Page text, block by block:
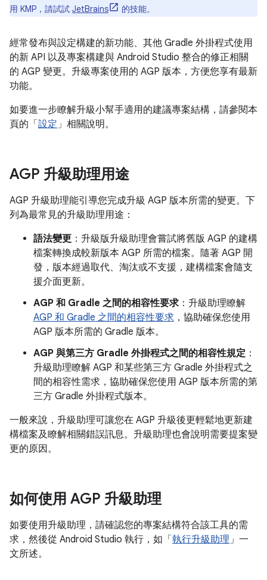
用 KMP，請試試 JetBrains 的技能。
經常發布與設定構建的新功能、其他 Gradle 外掛程式使用
的新 API 以及專案構建與 Android Studio 整合的修正相關
的 AGP 變更。升級專案使用的 AGP 版本，方便您享有最新
功能。
如要進一步瞭解升級小幫手適用的建議專案結構，請參閱本
頁的「 設定」相關說明。
AGP 升級助理用途
AGP 升級助理能引導您完成升級 AGP 版本所需的變更。下
列為最常見的升級助理用途：
語法變更 ：升級版升級助理會嘗試將舊版 AGP 的建構
檔案轉換成較新版本 AGP 所需的檔案。隨著 AGP 開
發，版本經過取代、淘汰或不支援，建構檔案會隨支
援介面更新。
AGP 和 Gradle 之間的相容性要求 ：升級助理瞭解
AGP 和 Gradle 之間的相容性要求 ，協助確保您使用
AGP 版本所需的 Gradle 版本。
AGP 與第三方 Gradle 外掛程式之間的相容性規定 ：
升級助理瞭解 AGP 和某些第三方 Gradle 外掛程式之
間的相容性需求，協助確保您使用 AGP 版本所需的第
三方 Gradle 外掛程式版本。
一般來說，升級助理可讓您在 AGP 升級後更輕鬆地更新建
構檔案及瞭解相關錯誤訊息。升級助理也會說明需要提案變
更的原因。
如何使用 AGP 升級助理
如要使用升級助理，請確認您的專案結構符合該工具的需
求，然後從 Android Studio 執行，如「 執行升級助理」一
文所述。